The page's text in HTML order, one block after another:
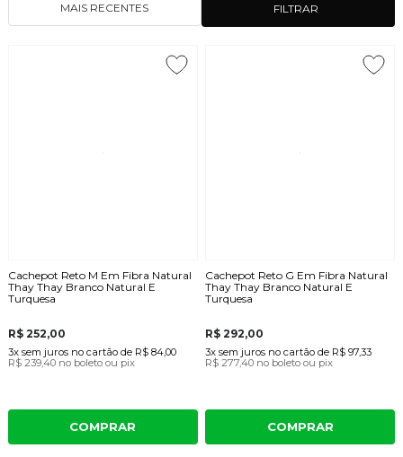
FILTRAR
MAIS RECENTES
Cachepot Reto M Em Fibra Natural
Thay Thay Branco Natural E
Turquesa
R$ 252,00
3x sem juros no cartãode R$ 84,00
R$ 239,40 no boleto ou pix
COMPRAR
Cachepot Reto G Em Fibra Natural
Thay Thay Branco Natural E
Turquesa
R$ 292,00
3x sem juros no cartão de R$ 97,33
R$ 277,40 no boleto ou pix
COMPRAR